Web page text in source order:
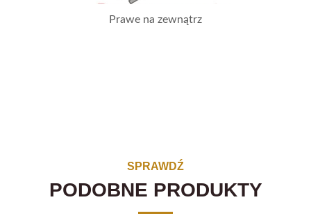
Prawe na zewnątrz
SPRAWDŹ
PODOBNE PRODUKTY